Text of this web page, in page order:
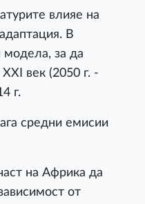
влияе на
В
модела, за да
век (2050 г. -
г.
средни емисии
на Африка да
от